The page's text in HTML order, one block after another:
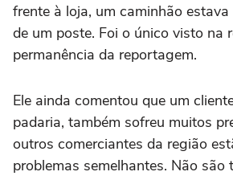
frente à loja, um caminhão
de um poste. Foi o único visto na
permanência da reportagem.
Ele ainda comentou que um
padaria, também sofreu muitos
outros comerciantes da região
problemas semelhantes. Não são